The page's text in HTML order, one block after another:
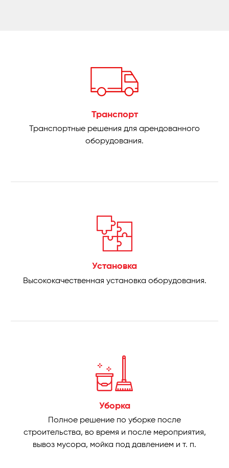
Транспорт
Транспортные решения для арендованного
оборудования.
Установка
Высококачественная установка оборудования.
Уборка
Полное решение по уборке после
строительства, во время и после мероприятия,
вывоз мусора, мойка под давлением и т. п.